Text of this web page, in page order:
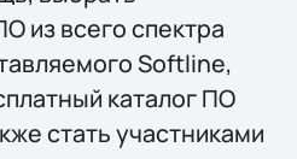
из всего спектра
Softline,
каталог ПО
стать участниками